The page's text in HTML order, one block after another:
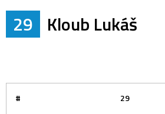
29 Kloub Lukáš
#
29